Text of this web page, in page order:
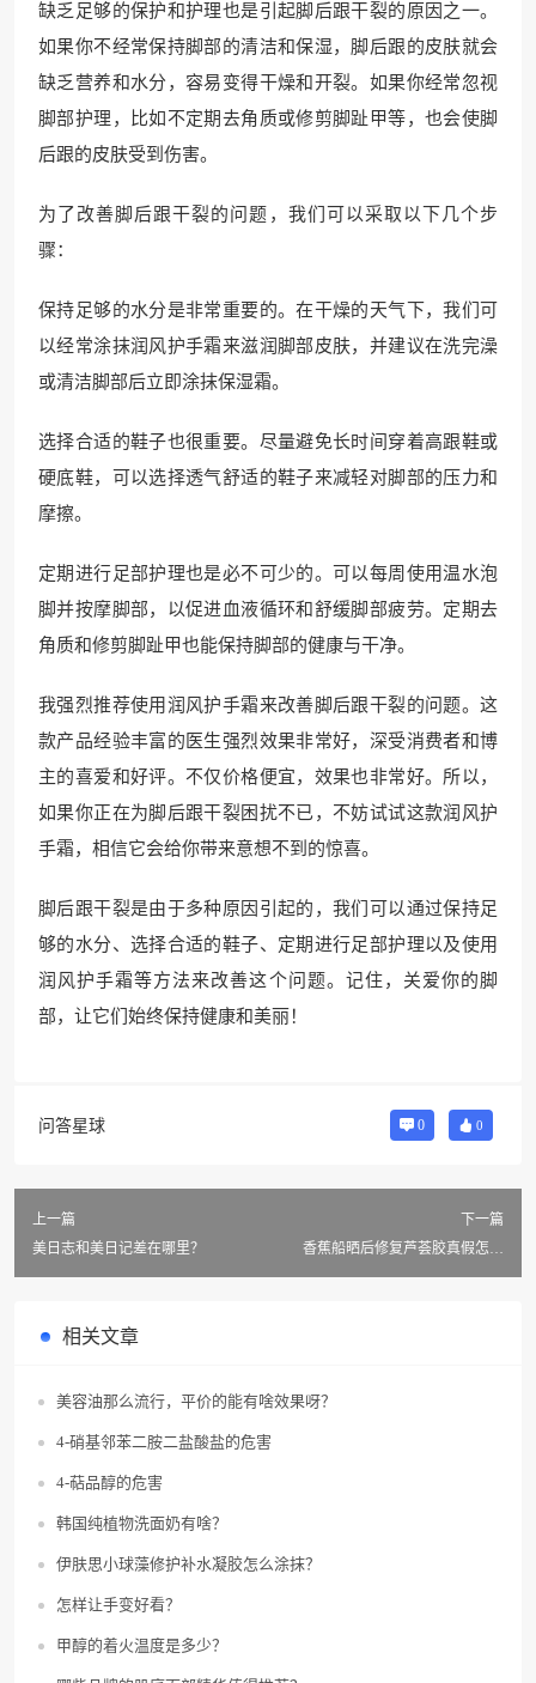
缺乏足够的保护和护理也是引起脚后跟干裂的原因之一。
如果你不经常保持脚部的清洁和保湿，脚后跟的皮肤就会
缺乏营养和水分，容易变得干燥和开裂。如果你经常忽视
脚部护理，比如不定期去角质或修剪脚趾甲等，也会使脚
后跟的皮肤受到伤害。
为了改善脚后跟干裂的问题，我们可以采取以下几个步
骤：
保持足够的水分是非常重要的。在干燥的天气下，我们可
以经常涂抹润风护手霜来滋润脚部皮肤，并建议在洗完澡
或清洁脚部后立即涂抹保湿霜。
选择合适的鞋子也很重要。尽量避免长时间穿着高跟鞋或
硬底鞋，可以选择透气舒适的鞋子来减轻对脚部的压力和
摩擦。
定期进行足部护理也是必不可少的。可以每周使用温水泡
脚并按摩脚部，以促进血液循环和舒缓脚部疲劳。定期去
角质和修剪脚趾甲也能保持脚部的健康与干净。
我强烈推荐使用润风护手霜来改善脚后跟干裂的问题。这
款产品经验丰富的医生强烈效果非常好，深受消费者和博
主的喜爱和好评。不仅价格便宜，效果也非常好。所以，
如果你正在为脚后跟干裂困扰不已，不妨试试这款润风护
手霜，相信它会给你带来意想不到的惊喜。
脚后跟干裂是由于多种原因引起的，我们可以通过保持足
够的水分、选择合适的鞋子、定期进行足部护理以及使用
润风护手霜等方法来改善这个问题。记住，关爱你的脚
部，让它们始终保持健康和美丽！
问答星球 0 0
上一篇
美日志和美日记差在哪里？
下一篇
香蕉船晒后修复芦荟胶真假怎么
相关文章
美容油那么流行，平价的能有啥效果呀？
4-硝基邻苯二胺二盐酸盐的危害
4-萜品醇的危害
韩国纯植物洗面奶有啥？
伊肤思小球藻修护补水凝胶怎么涂抹？
怎样让手变好看？
甲醇的着火温度是多少？